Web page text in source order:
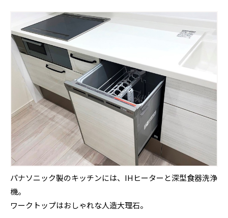
パナソニック製のキッチンには、IHヒーターと深型食器洗浄
機。
ワークトップはおしゃれな人造大理石。